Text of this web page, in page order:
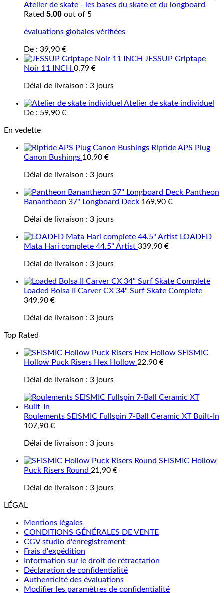
Atelier de skate - les bases du skate et du longboard
Rated 5.00 out of 5
évaluations globales vérifiées
De : 39,90 €
JESSUP Griptape
Noir 11 INCH 0,79 €
Délai de livraison : 3 jours
Atelier de skate individuel
De : 59,90 €
En vedette
Riptide APS Plug
Canon Bushings 10,90 €
Délai de livraison : 3 jours
Pantheon
Banantheon 37" Longboard Deck 169,90 €
Délai de livraison : 3 jours
LOADED
Mata Hari complete 44.5" Artist 339,90 €
Délai de livraison : 3 jours
Loaded Bolsa II Carver CX 34" Surf Skate Complete
349,90 €
Délai de livraison : 3 jours
Top Rated
SEISMIC
Hollow Puck Risers Hex Hollow 22,90 €
Délai de livraison : 3 jours
Roulements SEISMIC Fullspin 7-Ball Ceramic XT Built-In
107,90 €
Délai de livraison : 3 jours
SEISMIC Hollow
Puck Risers Round 21,90 €
Délai de livraison : 3 jours
LÉGAL
Mentions légales
CONDITIONS GÉNÉRALES DE VENTE
CGV studio d'enregistrement
Frais d'expédition
Information sur le droit de rétractation
Déclaration de confidentialité
Authenticité des évaluations
Modifier les paramètres de confidentialité